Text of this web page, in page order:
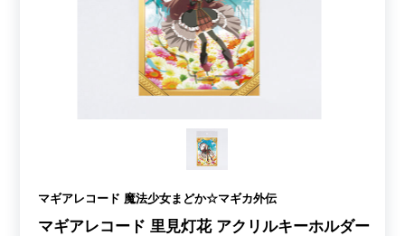
マギアレコード 魔法少女まどか☆マギカ外伝
マギアレコード 里見灯花 アクリルキーホルダー